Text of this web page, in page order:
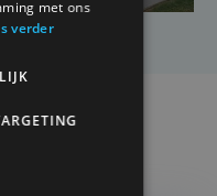
met ons
verder